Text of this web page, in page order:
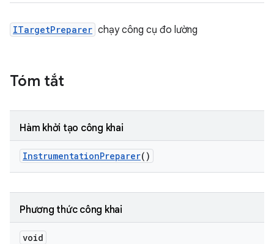
ITargetPreparer chạy công cụ đo lường
Tóm tắt
Hàm khởi tạo công khai
InstrumentationPreparer()
Phương thức công khai
void